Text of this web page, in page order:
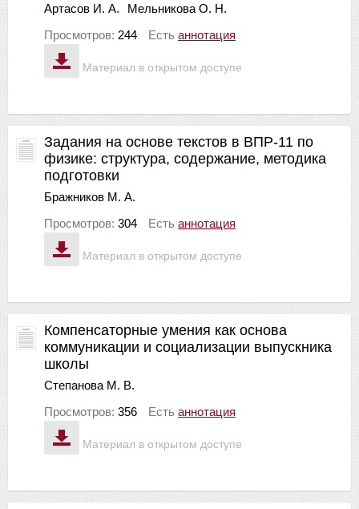
Материал в открытом доступе
Артасов И. А.
Мельникова О. Н.
Просмотров: 244 Есть аннотация
Материал в открытом доступе
Задания на основе текстов в ВПР-11 по
физике: структура, содержание, методика
подготовки
Бражников М. А.
Просмотров: 304 Есть аннотация
Материал в открытом доступе
Компенсаторные умения как основа
коммуникации и социализации выпускника
школы
Степанова М. В.
Просмотров: 356 Есть аннотация